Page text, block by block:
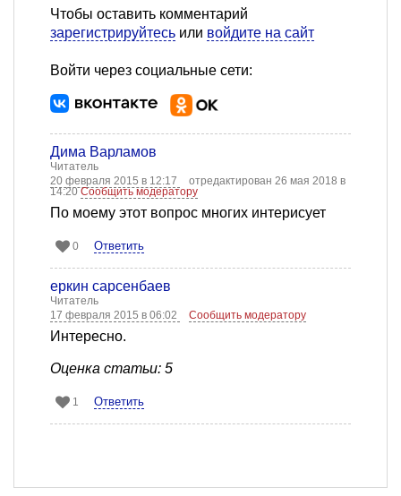
Чтобы оставить комментарий
зарегистрируйтесь или войдите на сайт
Войти через социальные сети:
Дима Варламов
Читатель
20 февраля 2015 в 12:17
отредактирован 26 мая 2018 в
14:20Сообщить модератору
По моему этот вопрос многих интерисует
0 Ответить
еркин сарсенбаев
Читатель
17 февраля 2015 в 06:02
Сообщить модератору
Интересно.
Оценка статьи: 5
1 Ответить